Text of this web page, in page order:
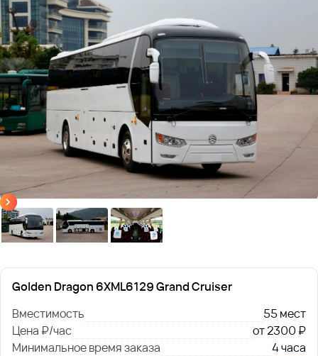
Golden Dragon 6XML6129 Grand Cruiser
Вместимость
55 мест
Цена ₽/час
от 2300 ₽
Минимальное время заказа
4 часа